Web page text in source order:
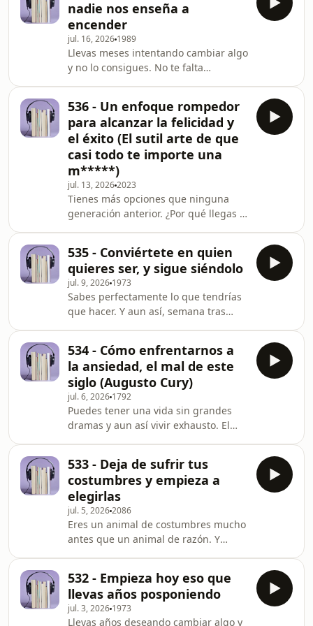
del libro Autoboicot de Bernardo
Stamateas, destilamos los cuatro
disfraces con los que te frenas sin
darte cuenta —la modestia, la
prudencia, la fortaleza y la
generosidad— y aprendes a
reconocerlos antes de creértelos.¿Cuá
nadie nos enseña a
encender
jul. 16, 2026 1989
Llevas meses intentando cambiar algo
y no lo consigues. No te falta
empujan: el de la acción, el del
disfrute y un tercero que casi nadie
nombra. Cuando algo no arranca en
tu vida, tu reflejo es apretar más o
premiarte más, y ninguna de las dos
cosas aguanta. En este episodio te
explico, a partir de What's Going
Right del p
536 - Un enfoque rompedor
para alcanzar la felicidad y
el éxito (El sutil arte de que
casi todo te importe una
m*****)
jul. 13, 20262023
Tienes más opciones que ninguna
generación anterior. ¿Por qué llegas al
episodio vas a salir con un criterio
para decidir a qué le das tu energía y
a qué no, sin la culpa que suele
acompañar a soltar cosas. Trabajamos
El sutil arte de que casi todo te
importe una mierda, de Mark
Manson, y su idea más incómoda: no
puedes evitar
535 - Conviértete en quien
quieres ser, y sigue siéndolo
jul. 9, 2026 1973
Sabes perfectamente lo que tendrías
que hacer. Y aun así, semana tras
da la herramienta más pequeña y
potente que existe para cruzar el
abismo entre saber y hacer, sin
depender de la fuerza de voluntad. A
partir de "Permanence", de Lisa
Broderick y Marshall Goldsmith,
aprenderás por qué el cambio
duradero no es motivación
534 - Cómo enfrentarnos a
la ansiedad, el mal de este
siglo (Augusto Cury)
jul. 6, 2026 1792
Puedes tener una vida sin grandes
dramas y aun así vivir exhausto. El
llevas cuatro ideas que devuelven paz
a una mente acelerada: entender que
la mayoría de tus pensamientos
aparecen solos, que no eres esa frase
que te machaca sino quien la
escucha, y que el mundo entero está
diseñado para revolucionarte sin
descanso. La gu
533 - Deja de sufrir tus
costumbres y empieza a
elegirlas
jul. 5, 20262086
Eres un animal de costumbres mucho
antes que un animal de razón. Y
pasos para recuperar un pedazo de
tu libertad: ver el automático que te
gobierna, desactivar la costumbre de
532 - Empieza hoy eso que
llevas años posponiendo
jul. 3, 2026 1973
Llevas años deseando cambiar algo y